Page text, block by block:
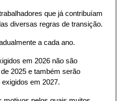
que já contribuíam
diversas regras de transição.
a cada ano.
em 2026 não são
2025 e também serão
em 2027.